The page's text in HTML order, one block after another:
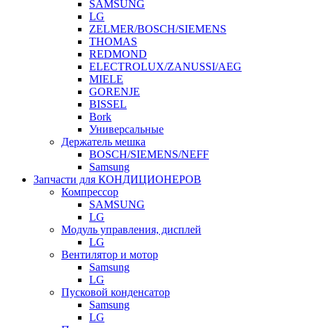
SAMSUNG
LG
ZELMER/BOSCH/SIEMENS
THOMAS
REDMOND
ELECTROLUX/ZANUSSI/AEG
MIELE
GORENJE
BISSEL
Bork
Универсальные
Держатель мешка
BOSCH/SIEMENS/NEFF
Samsung
Запчасти для КОНДИЦИОНЕРОВ
Компрессор
SAMSUNG
LG
Модуль управления, дисплей
LG
Вентилятор и мотор
Samsung
LG
Пусковой конденсатор
Samsung
LG